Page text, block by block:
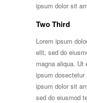
ipsum dolor sit
Two Third
Lorem ipsum
elit, sed do
magna aliqua. Ut
ipsum dosectetur
ipsum dolor sit
sed do eiusmod